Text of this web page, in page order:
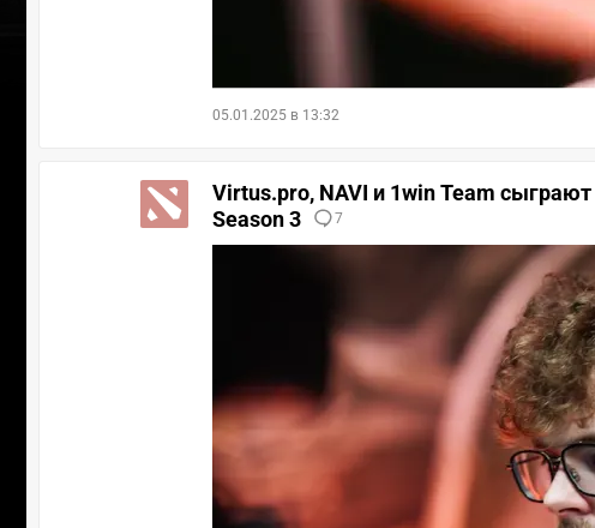
05.01.2025 в 13:32
Virtus.pro, NAVI и 1win Team
Season 3
7